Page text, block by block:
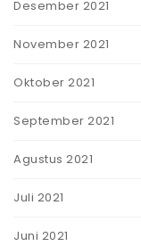
Desember 2021
November 2021
Oktober 2021
September 2021
Agustus 2021
Juli 2021
Juni 2021